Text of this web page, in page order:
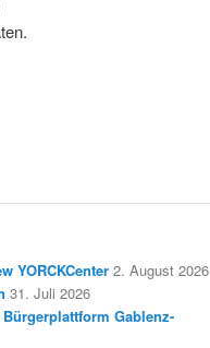
YORCKCenter 2. August 2026
31. Juli 2026
Gablenz-